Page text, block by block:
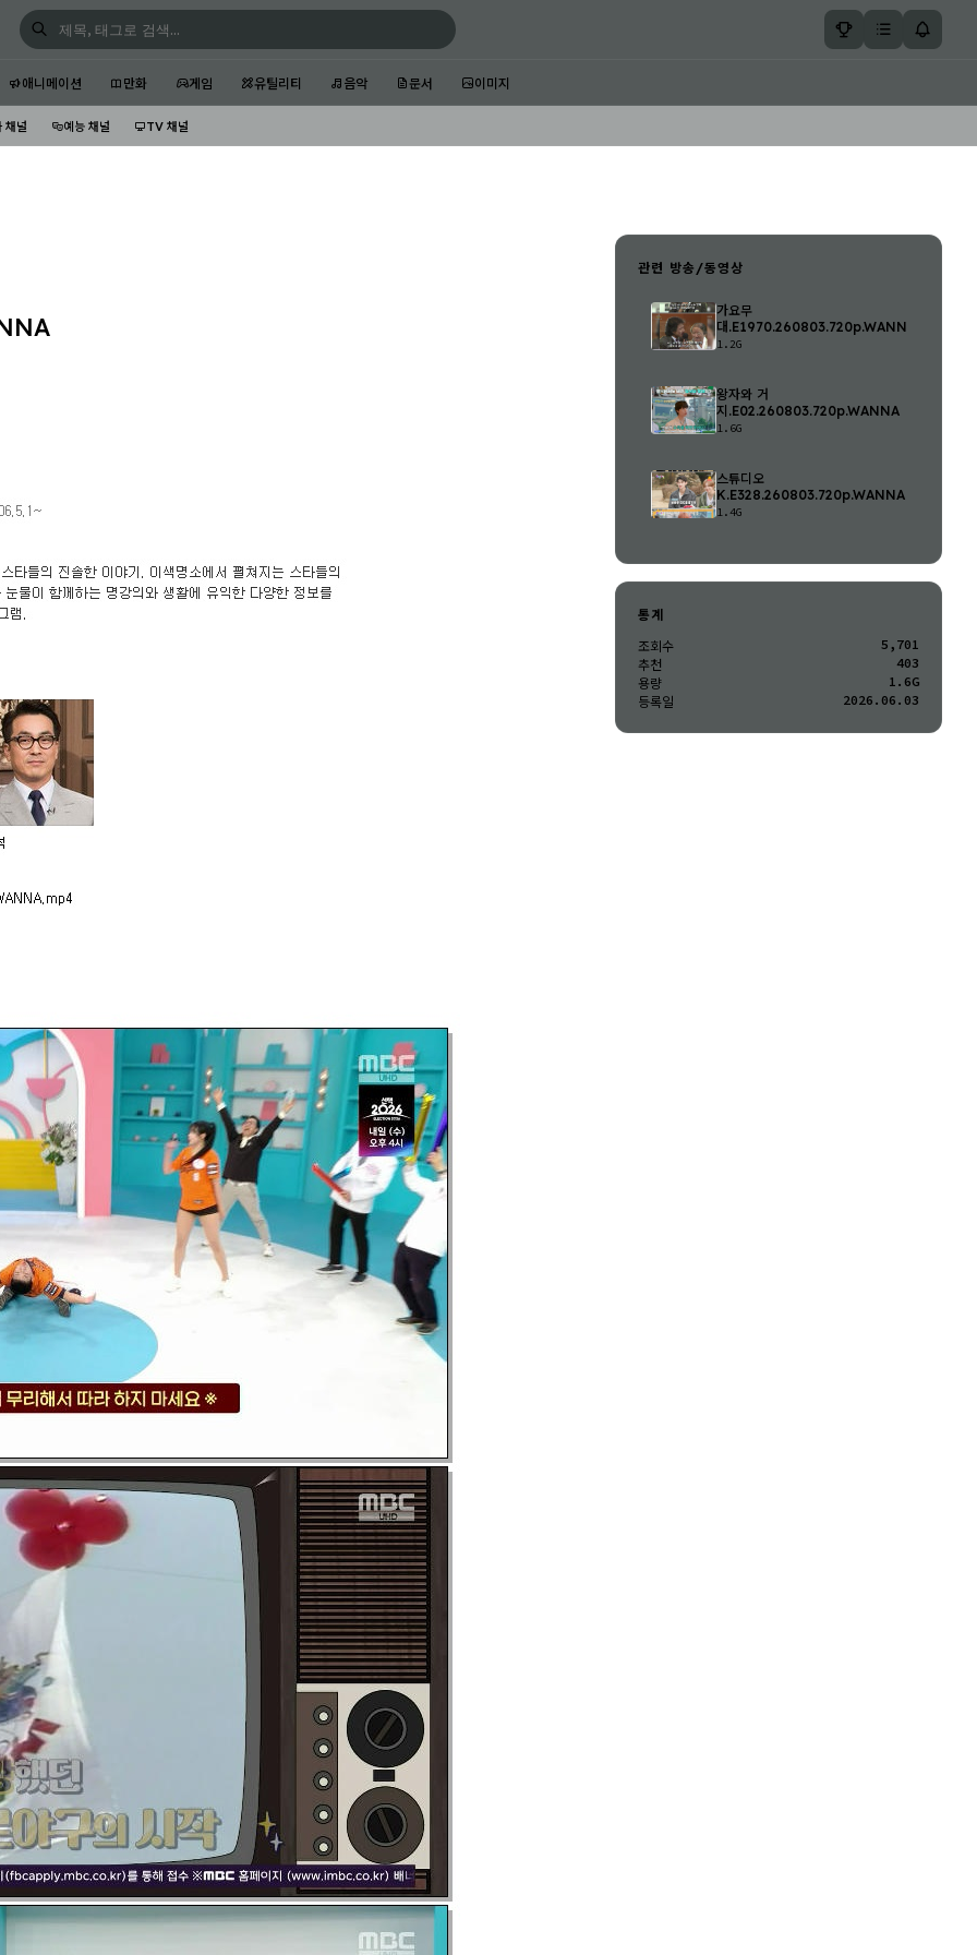
애니메이션 만화 게임 유틸리티 음악 문서 이미지
채널 예능 채널 TV 채널
관련 방송/동영상
가요무
대.E1970.260803.720p.WANNA
1.2G
왕자와 거
지.E02.260803.720p.WANNA
1.6G
스튜디오
K.E328.260803.720p.WANNA
1.4G
통계
조회수
5,701
추천
403
용량
1.6G
등록일
2026.06.03